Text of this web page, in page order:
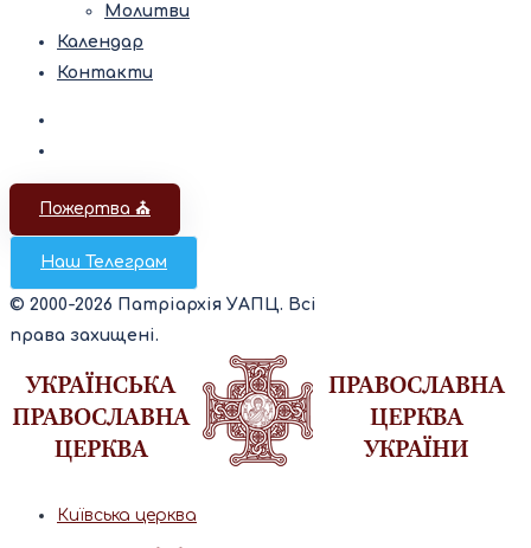
Молитви
Календар
Контакти
Пожертва ⛪️
Наш Телеграм
© 2000-2026 Патріархія УАПЦ. Всі
права захищені.
Київська церква